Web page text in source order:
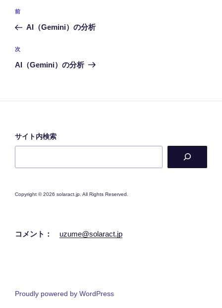
投
ナ
ビ
ゲ
ョ
前
の
稿
前
AI（Gemini）の分析
次
の
次
AI（Gemini）の分析
サイト内検索
Copyright © 2026 solaract.jp. All Rights Reserved.
コメント： uzume@solaract.jp
Proudly powered by WordPress